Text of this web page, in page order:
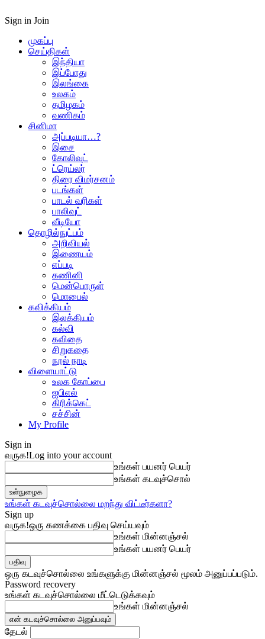
Sign in Join
முகப்பு
செய்திகள்
இந்தியா
இப்போது
இலங்கை
உலகம்
தமிழகம்
வணிகம்
சினிமா
அப்படியா…?
இசை
கோலிவுட்
ட்ரெய்லர்
திரை விமர்சனம்
படங்கள்
பாடல் வரிகள்
பாலிவுட்
வீடியோ
தொழில்நுட்பம்
அறிவியல்
இணையம்
எப்படி
கணினி
மென்பொருள்
மொபைல்
கவிக்கியம்
இலக்கியம்
கல்வி
கவிதை
சிறுகதை
நூல் நாடி
விளையாட்டு
உலக கோப்பை
ஐபிஎல்
கிரிக்கெட்
சச்சின்
My Profile
Sign in
வருக!Log into your account
உங்கள் பயனர் பெயர்
உங்கள் கடவுச்சொல்
உங்கள் கடவுச்சொல்லை மறந்து விட்டீர்களா?
Sign up
வருக!ஒரு கணக்கை பதிவு செய்யவும்
உங்கள் மின்னஞ்சல்
உங்கள் பயனர் பெயர்
ஒரு கடவுச்சொல்லை உங்களுக்கு மின்னஞ்சல் மூலம் அனுப்பப்படும்.
Password recovery
உங்கள் கடவுச்சொல்லை மீட்டெடுக்கவும்
உங்கள் மின்னஞ்சல்
தேடல்